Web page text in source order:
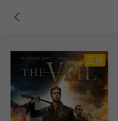
正片